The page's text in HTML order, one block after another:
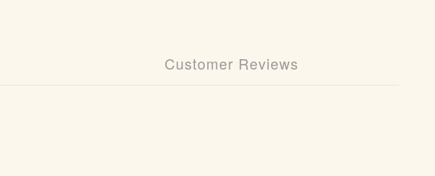
Customer Reviews